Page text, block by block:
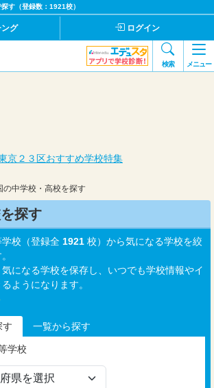
す（登録数：1921校）
グ ログイン
検索 メニュー
京２３区おすすめ学校特集
の中学校・高校を探す
探す
校（登録全 1921 校）から気になる学校を絞
になる学校を保存し、いつでも学校情報やイ
ようになります。
す 一覧から探す
学校